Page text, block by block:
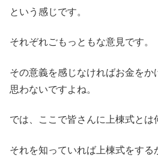
という感じです。
それぞれごもっともな意見です。
その意義を感じなければお金を
思わないですよね。
では、ここで皆さんに上棟式とは
それを知っていれば上棟式をす